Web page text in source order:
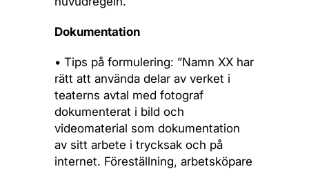
Dokumentation
• Tips på formulering: ”Namn XX har
rätt att använda delar av verket i
teaterns avtal med fotograf
dokumenterat i bild och
videomaterial som dokumentation
av sitt arbete i trycksak och på
internet. Föreställning, arbetsköpare